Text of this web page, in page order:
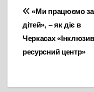
записів
«Ми працюємо
дітей», – як діє в
Черкасах
ресурсний центр»